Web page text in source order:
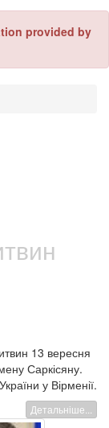
provided by
13 вересня
Саркісяну.
у Вірменії.
Детальніше...